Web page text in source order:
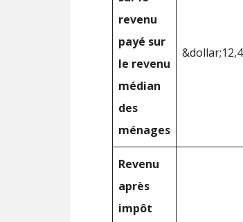
revenu
payé sur
le revenu
médian
des
ménages
Revenu
après
impôt